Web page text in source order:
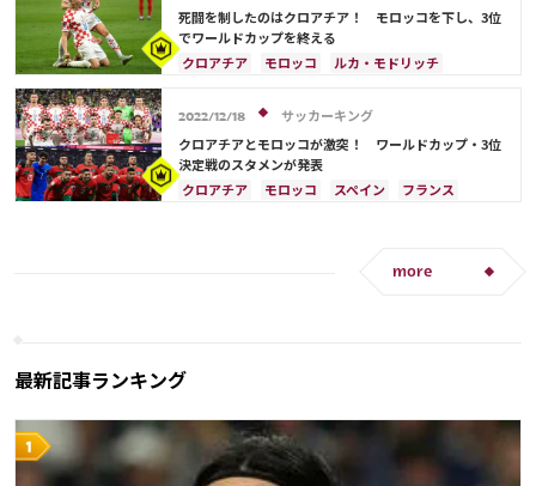
ポルトガル
ブラジル
ルカ・モドリッチ
アクラフ・ハキミ
死闘を制したのはクロアチア！ モロッコを下し、3位
でワールドカップを終える
クロアチア
モロッコ
ルカ・モドリッチ
ポルトガル
ブラジル アルゼンチン
日本代表
2022/12/18
サッカーキング
クロアチアとモロッコが激突！ ワールドカップ・3位
決定戦のスタメンが発表
クロアチア
モロッコ スペイン
フランス
ブラジル
more
最新記事ランキング